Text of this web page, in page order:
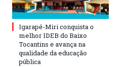
Igarapé-Miri conquista o
melhor IDEB do Baixo
Tocantins e avança na
qualidade da educação
pública